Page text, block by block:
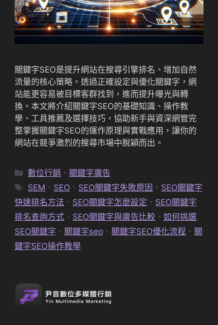
關鍵字SEO是提升網站在搜尋引擎排名、增加自然
流量的核心策略。透過正確設定與優化關鍵字，網
站能更容易被目標客群找到，進而提升曝光與轉
換。本文將介紹關鍵字SEO的基礎知識、操作教
學、工具推薦及選擇技巧，協助新手與資深網管完
整掌握關鍵字SEO的運作原理與實戰應用，讓你的
網站在競爭激烈的搜尋市場中脫穎而出。
分
類
數位行銷 、 關鍵字廣告
標
籤
SEM 、 SEO 、 SEO關鍵字失敗原因 、 SEO關鍵字
快速排名方法 、 SEO關鍵字怎麼設定 、 SEO關鍵字
排名查詢方式 、 SEO關鍵字與廣告比較 、 如何挑選
SEO關鍵字 、 關鍵字seo 、 關鍵字SEO優化流程 、 關
鍵字SEO操作教學